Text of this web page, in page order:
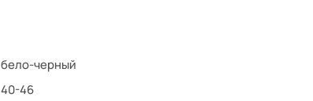
бело-черный
40-46